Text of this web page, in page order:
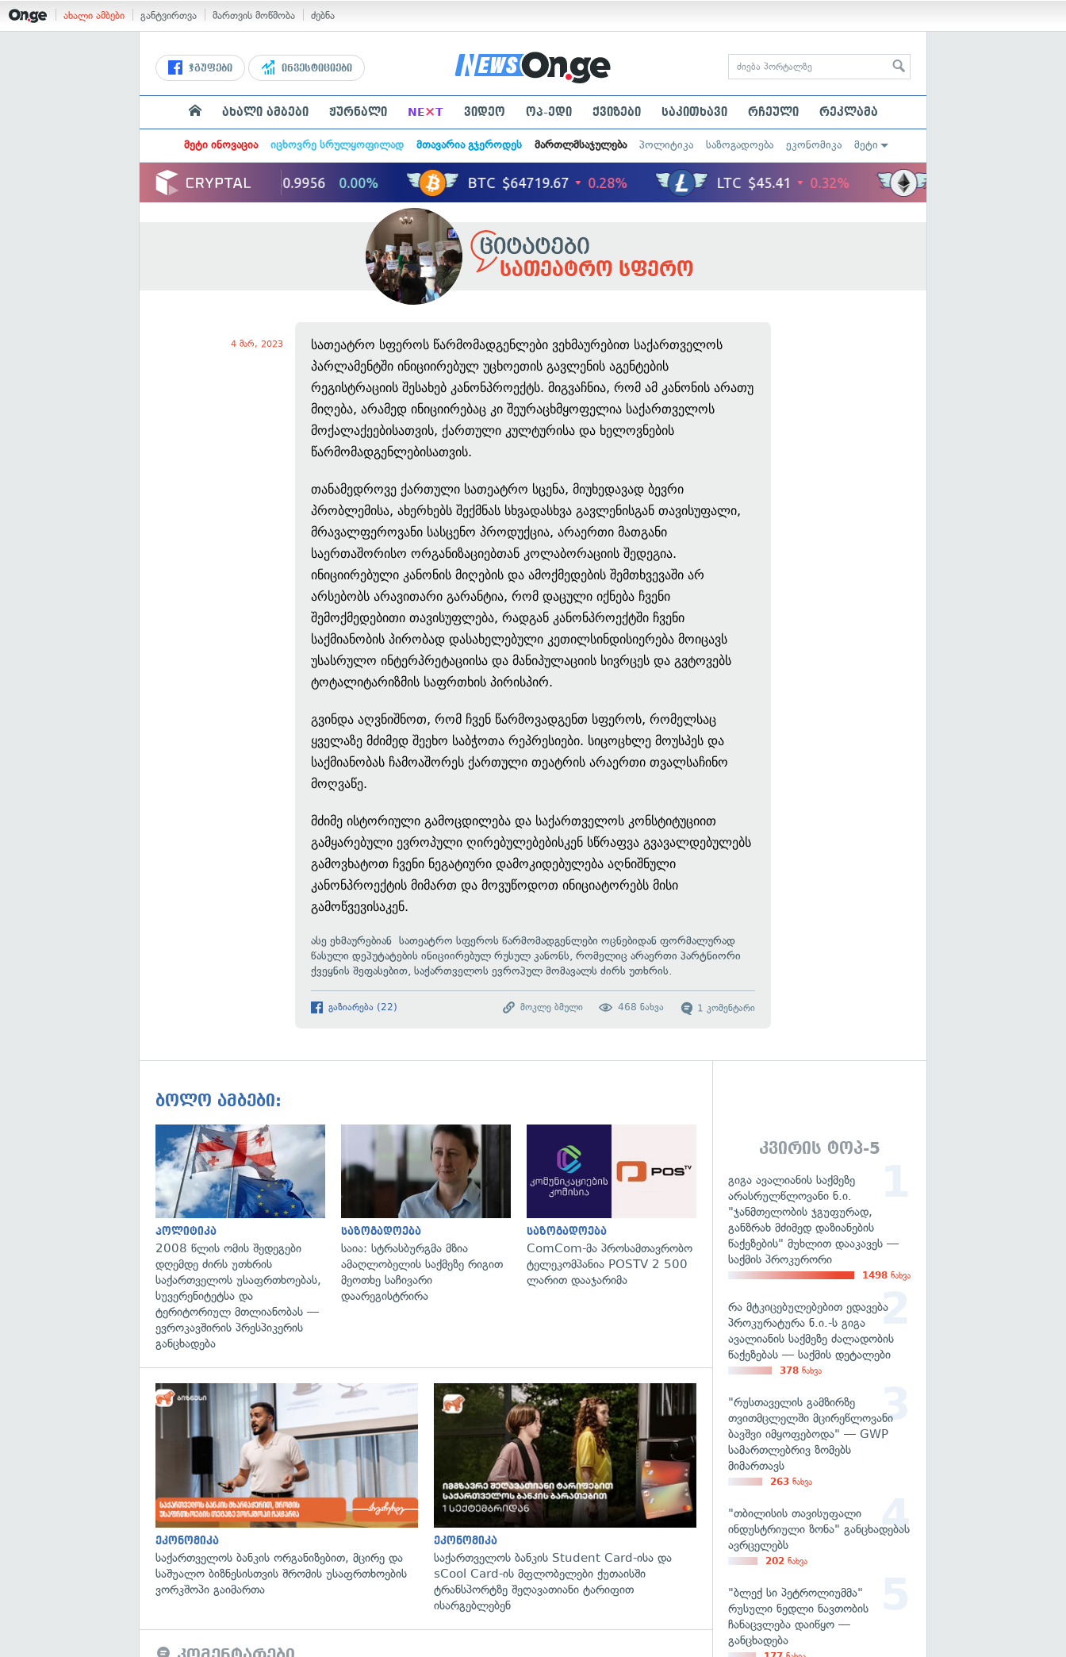
ახალი ამბები განტვირთვა მართვის მოწმობა ძებნა
ჯგუფები ინვესტიციები
ახალი ამბები ჟურნალი NE×T ვიდეო ოპ-ედი ქვიზები საკითხავი რჩეული რეკლამა
მეტი ინოვაცია იცხოვრე სრულყოფილად მთავარია გჯეროდეს მართლმსაჯულება პოლიტიკა საზოგადოება ეკონომიკა მეტი
სათეატრო სფერო
4 მარ, 2023
სათეატრო სფეროს წარმომადგენლები ვეხმაურებით საქართველოს
პარლამენტში ინიციირებულ უცხოეთის გავლენის აგენტების
რეგისტრაციის შესახებ კანონპროექტს. მიგვაჩნია, რომ ამ კანონის არათუ
მიღება, არამედ ინიციირებაც კი შეურაცხმყოფელია საქართველოს
მოქალაქეებისათვის, ქართული კულტურისა და ხელოვნების
წარმომადგენლებისათვის.
თანამედროვე ქართული სათეატრო სცენა, მიუხედავად ბევრი
პრობლემისა, ახერხებს შექმნას სხვადასხვა გავლენისგან თავისუფალი,
მრავალფეროვანი სასცენო პროდუქცია, არაერთი მათგანი
საერთაშორისო ორგანიზაციებთან კოლაბორაციის შედეგია.
ინიციირებული კანონის მიღების და ამოქმედების შემთხვევაში არ
არსებობს არავითარი გარანტია, რომ დაცული იქნება ჩვენი
შემოქმედებითი თავისუფლება, რადგან კანონპროექტში ჩვენი
საქმიანობის პირობად დასახელებული კეთილსინდისიერება მოიცავს
უსასრულო ინტერპრეტაციისა და მანიპულაციის სივრცეს და გვტოვებს
ტოტალიტარიზმის საფრთხის პირისპირ.
გვინდა აღვნიშნოთ, რომ ჩვენ წარმოვადგენთ სფეროს, რომელსაც
ყველაზე მძიმედ შეეხო საბჭოთა რეპრესიები. სიცოცხლე მოუსპეს და
საქმიანობას ჩამოაშორეს ქართული თეატრის არაერთი თვალსაჩინო
მოღვაწე.
მძიმე ისტორიული გამოცდილება და საქართველოს კონსტიტუციით
გამყარებული ევროპული ღირებულებებისკენ სწრაფვა გვავალდებულებს
გამოვხატოთ ჩვენი ნეგატიური დამოკიდებულება აღნიშნული
კანონპროექტის მიმართ და მოვუწოდოთ ინიციატორებს მისი
გამოწვევისაკენ.
ასე ეხმაურებიან სათეატრო სფეროს წარმომადგენლები ოცნებიდან ფორმალურად
წასული დეპუტატების ინიციირებულ რუსულ კანონს, რომელიც არაერთი პარტნიორი
ქვეყნის შეფასებით, საქართველოს ევროპულ მომავალს ძირს უთხრის.
გაზიარება (22) 1 კომენტარი
468 ნახვა
მოკლე ბმული
ბოლო ამბები:
გადახედვა
პოლიტიკა
2008 წლის ომის შედეგები
დღემდე ძირს უთხრის
საქართველოს უსაფრთხოებას,
სუვერენიტეტსა და
ტერიტორიულ მთლიანობას —
ევროკავშირის პრესპიკერის
განცხადება
საზოგადოება
საია: სტრასბურგმა მზია
ამაღლობელის საქმეზე რიგით
მეოთხე საჩივარი
დაარეგისტრირა
გადახედვა
საზოგადოება
ComCom-მა პროსამთავრობო
ტელეკომპანია POSTV 2 500
ლარით დააჯარიმა
ეკონომიკა
საქართველოს ბანკის ორგანიზებით, მცირე და
საშუალო ბიზნესისთვის შრომის უსაფრთხოების
ვორკშოპი გაიმართა
ეკონომიკა
საქართველოს ბანკის Student Card-ისა და
sCool Card-ის მფლობელები ქუთაისში
ტრანსპორტზე შეღავათიანი ტარიფით
ისარგებლებენ
კვირის ტოპ-5
გიგა ავალიანის საქმეზე
არასრულწლოვანი ნ.ი.
"ჯანმთელობის ჯგუფურად,
განზრახ მძიმედ დაზიანების
წაქეზების" მუხლით დააკავეს —
საქმის პროკურორი
1498 ნახვა
რა მტკიცებულებებით ედავება
პროკურატურა ნ.ი.-ს გიგა
ავალიანის საქმეზე ძალადობის
წაქეზებას — საქმის დეტალები
378 ნახვა
"რუსთაველის გამზირზე
თვითმცლელში მცირეწლოვანი
ბავშვი იმყოფებოდა" — GWP
სამართლებრივ ზომებს
მიმართავს
263 ნახვა
"თბილისის თავისუფალი
ინდუსტრიული ზონა" განცხადებას
ავრცელებს
202 ნახვა
"ბლექ სი პეტროლიუმმა"
რუსული ნედლი ნავთობის
ჩანაცვლება დაიწყო —
განცხადება